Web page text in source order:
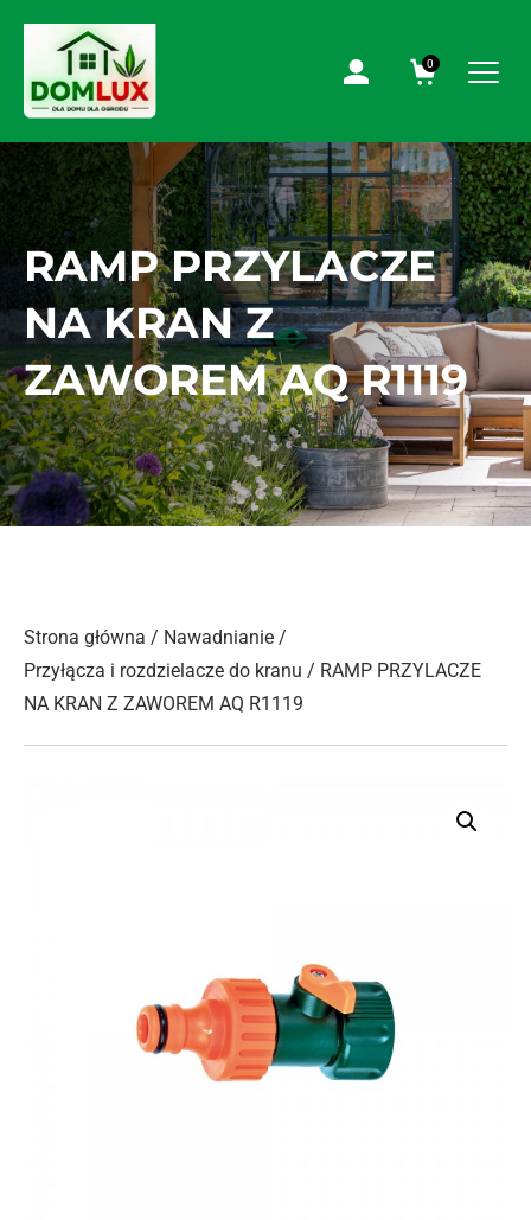
0
RAMP PRZYLACZE
NA KRAN Z
ZAWOREM AQ R1119
Strona główna / Nawadnianie /
Przyłącza i rozdzielacze do kranu / RAMP PRZYLACZE
NA KRAN Z ZAWOREM AQ R1119